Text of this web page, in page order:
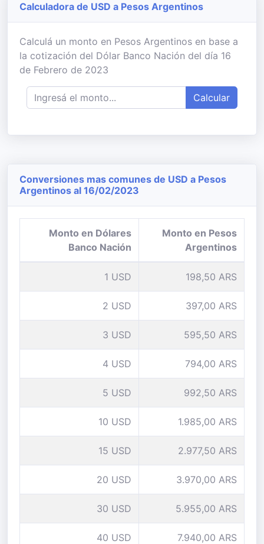
Calculadora de USD a Pesos Argentinos
Calculá un monto en Pesos Argentinos en base a
la cotización del Dólar Banco Nación del día 16
de Febrero de 2023
Calcular
Conversiones mas comunes de USD a Pesos
Argentinos al 16/02/2023
Monto en Dólares
Banco Nación
Monto en Pesos
Argentinos
1 USD 198,50 ARS
2 USD 397,00 ARS
3 USD 595,50 ARS
4 USD 794,00 ARS
5 USD 992,50 ARS
10 USD 1.985,00 ARS
15 USD 2.977,50 ARS
20 USD 3.970,00 ARS
30 USD 5.955,00 ARS
40 USD 7.940,00 ARS